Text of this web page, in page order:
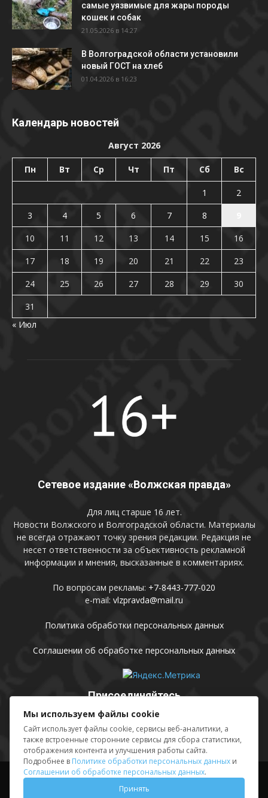
самые уязвимые для жары породы
кошек и собак
21.05.2026 в 14:27
В Волгоградской области установили
новый ГОСТ на хлеб
01.04.2026 в 16:23
Календарь новостей
Август 2026
Пн Вт Ср Чт Пт Сб Вс
1
2
3
4 5 6 7 8
10
11 12 13 14 15
16
17
18 19 20 21 22
23
24
25 26 27 28 29
30
31
« Июл
Сетевое издание «Волжская правда»
Для лиц старше 16 лет.
Новости Волжского и Волгоградской области. Материалы
не всегда отражают точку зрения редакции. Редакция не
несет ответственности за объективность рекламной
информации и мнения, высказанные в комментариях.
По вопросам рекламы: +7-8443-777-020
e-mail: vlzpravda@mail.ru
Политика обработки персональных данных
Соглашении об обработке персональных данных
Присоединяйтесь
Выходные данные Sing in
Мы используем файлы cookie
Сайт использует файлы cookie, сервисы веб-аналитики, а
также встроенные сторонние сервисы для сбора статистики,
отображения контента и улучшения работы сайта.
Подробнее в Политике обработки персональных данных и
Соглашении об обработке персональных данных.
Принять